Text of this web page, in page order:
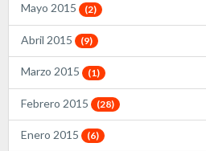
Mayo 2015 (2)
Abril 2015 (9)
Marzo 2015 (1)
Febrero 2015 (28)
Enero 2015 (6)